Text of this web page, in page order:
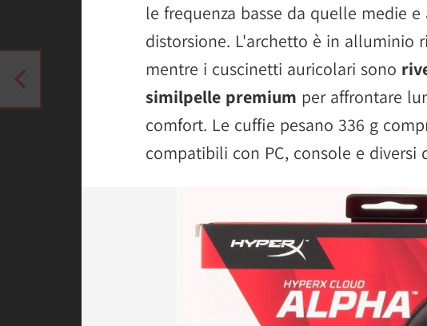
le frequenza basse da quelle medie
distorsione. L'archetto è in alluminio
mentre i cuscinetti auricolari sono
similpelle premium per affrontare
comfort. Le cuffie pesano 336 g
compatibili con PC, console e diversi